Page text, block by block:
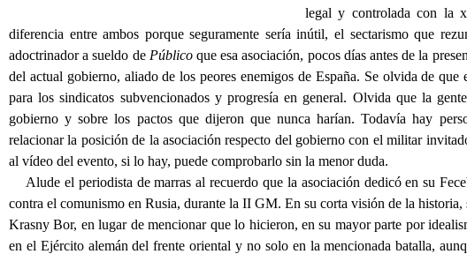
legal y controlada con la
diferencia entre ambos porque seguramente sería inútil, el sectarismo que
adoctrinador a sueldo de Públicoque esa asociación, pocos días antes de la
del actual gobierno, aliado de los peores enemigos de España. Se olvida de
para los sindicatos subvencionados y progresía en general. Olvida que la
gobierno y sobre los pactos que dijeron que nunca harían. Todavía hay
relacionar la posición de la asociación respecto del gobierno con el militar
al vídeo del evento, si lo hay, puede comprobarlo sin la menor duda.
Alude el periodista de marras al recuerdo que la asociación dedicó en su
contra el comunismo en Rusia, durante la II GM. En su corta visión de la
Krasny Bor, en lugar de mencionar que lo hicieron, en su mayor parte por
en el Ejército alemán del frente oriental y no solo en la mencionada batalla,